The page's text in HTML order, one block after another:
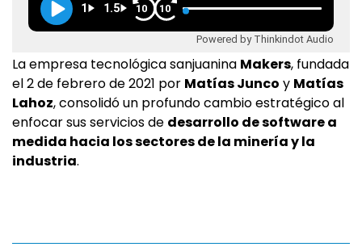
1 1.5 10 10
Powered by Thinkindot Audio
La empresa tecnológica sanjuanina Makers, fundada
el 2 de febrero de 2021 por Matías Junco y Matías
Lahoz, consolidó un profundo cambio estratégico al
enfocar sus servicios de desarrollo de software a
medida hacia los sectores de la minería y la
industria.